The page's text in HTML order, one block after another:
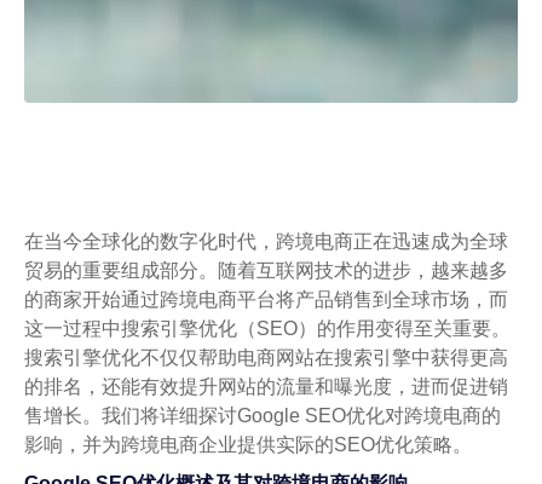
在当今全球化的数字化时代，跨境电商正在迅速成为全球
贸易的重要组成部分。随着互联网技术的进步，越来越多
的商家开始通过跨境电商平台将产品销售到全球市场，而
这一过程中搜索引擎优化（SEO）的作用变得至关重要。
搜索引擎优化不仅仅帮助电商网站在搜索引擎中获得更高
的排名，还能有效提升网站的流量和曝光度，进而促进销
售增长。我们将详细探讨Google SEO优化对跨境电商的
影响，并为跨境电商企业提供实际的SEO优化策略。